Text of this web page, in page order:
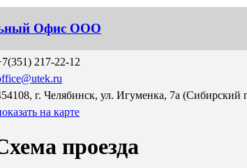
Офис ООО
217-22-12
г. Челябинск, ул. Игуменка, 7а (Сибирский
на карте
проезда